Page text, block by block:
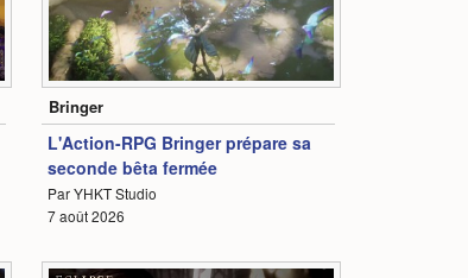
2:51
Bringer
L'Action-RPG Bringer prépare sa
seconde bêta fermée
Par YHKT Studio
7 août 2026